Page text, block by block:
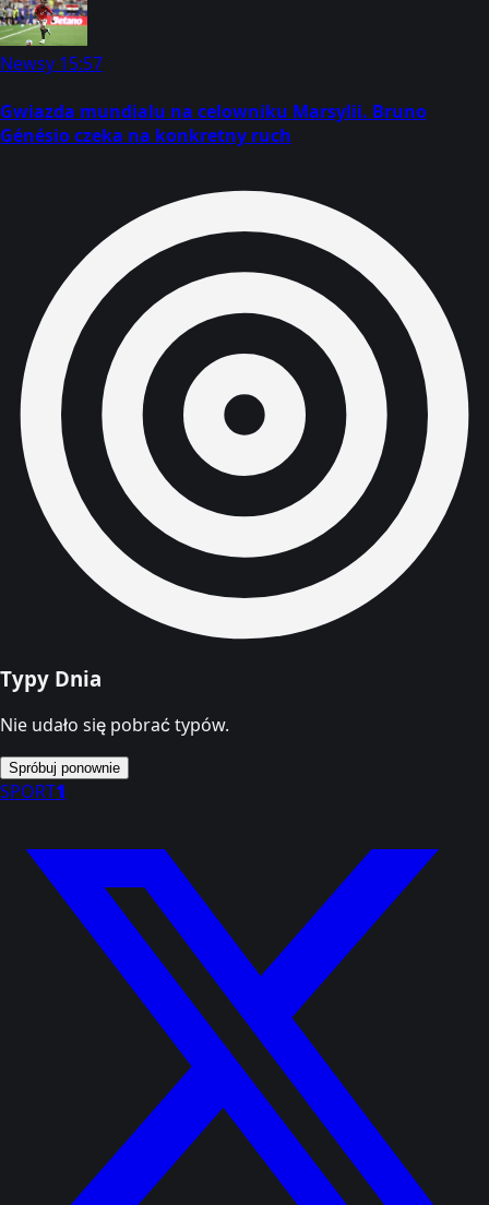
Newsy 15:57
Gwiazda mundialu na celowniku Marsylii. Bruno
Génésio czeka na konkretny ruch
Typy Dnia
Nie udało się pobrać typów.
Spróbuj ponownie
SPORT1